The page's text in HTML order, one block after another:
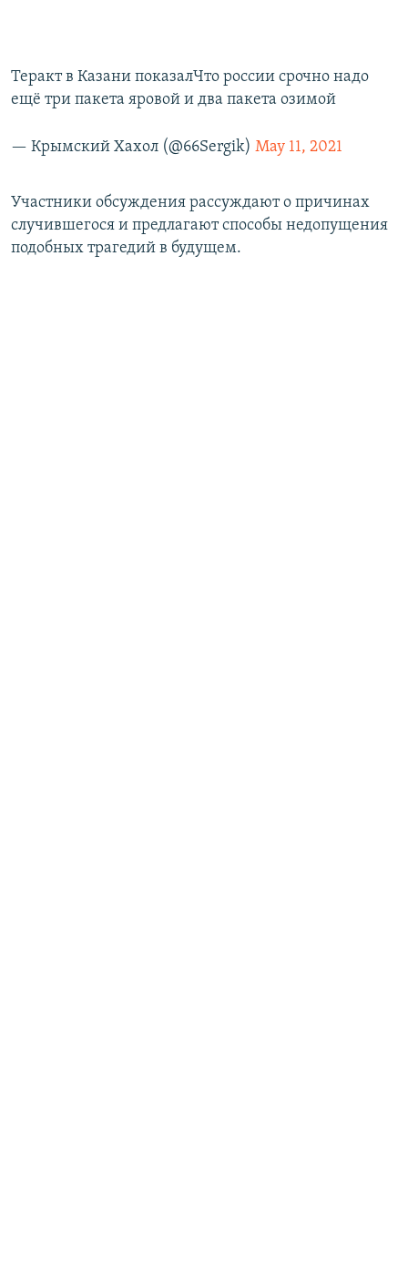
Теракт в Казани показалЧто россии срочно надо
ещё три пакета яровой и два пакета озимой
— Крымский Хахол (@66Sergik) May 11, 2021
Участники обсуждения рассуждают о причинах
случившегося и предлагают способы недопущения
подобных трагедий в будущем.